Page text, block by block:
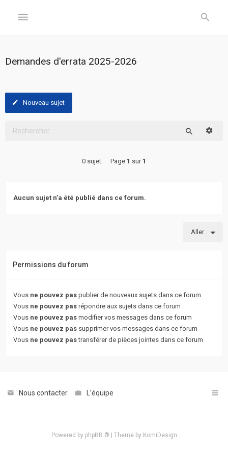
Inscription
réponse
avancée
FAQ
L’équipe
Demandes d'errata 2025-2026
Nouveau sujet
0 sujet Page 1 sur 1
Aucun sujet n’a été publié dans ce forum.
Aller
Permissions du forum
Vous ne pouvez pas publier de nouveaux sujets dans ce forum
Vous ne pouvez pas répondre aux sujets dans ce forum
Vous ne pouvez pas modifier vos messages dans ce forum
Vous ne pouvez pas supprimer vos messages dans ce forum
Vous ne pouvez pastransférer de pièces jointes dans ce forum
Nous contacter L’équipe
Powered by phpBB ® | Theme by KomiDesign